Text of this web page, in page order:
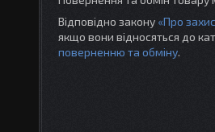
Відповідно закону «Про
якщо вони відносяться до
поверненню та обміну.